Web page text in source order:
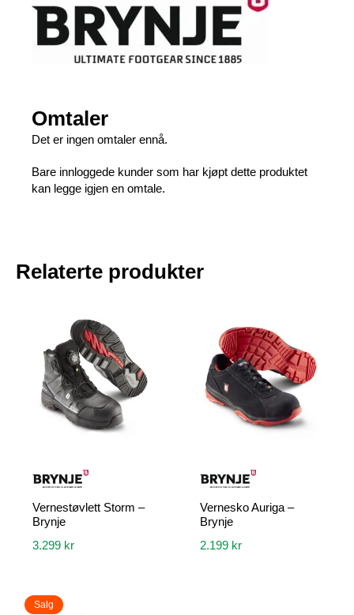
Omtaler
Det er ingen omtaler ennå.
Bare innloggede kunder som har kjøpt dette produktet
kan legge igjen en omtale.
Relaterte produkter
Vernestøvlett Storm –
Brynje
3.299 kr
produktet
Vernesko Auriga –
Brynje
2.199 kr
Salg